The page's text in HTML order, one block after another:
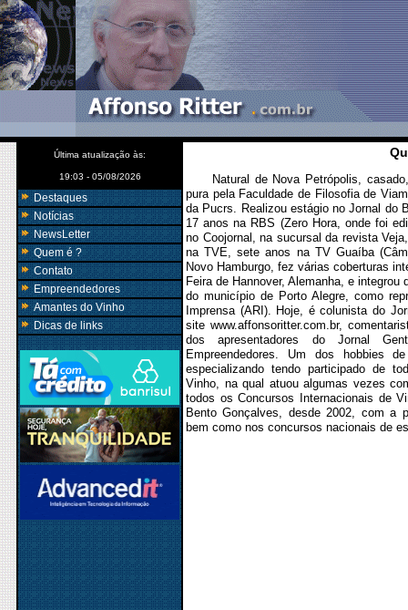
Última atualização às:
19:03 - 05/08/2026
Destaques
Notícias
NewsLetter
Quem é ?
Contato
Empreendedores
Amantes do Vinho
Dicas de links
Natural de Nova Petrópolis,
pura pela Faculdade de Filosofia de
da Pucrs. Realizou estágio no Jornal do
17 anos na RBS (Zero Hora, onde foi
no Coojornal, na sucursal da revista
na TVE, sete anos na TV Guaíba
Novo Hamburgo, fez várias coberturas
Feira de Hannover, Alemanha, e
do município de Porto Alegre, como
Imprensa (ARI). Hoje, é colunista do
site www.affonsoritter.com.br,
dos apresentadores do Jornal
Empreendedores. Um dos hobbies
especializando tendo participado de
Vinho, na qual atuou algumas vezes
todos os Concursos Internacionais de
Bento Gonçalves, desde 2002, com a
bem como nos concursos nacionais de